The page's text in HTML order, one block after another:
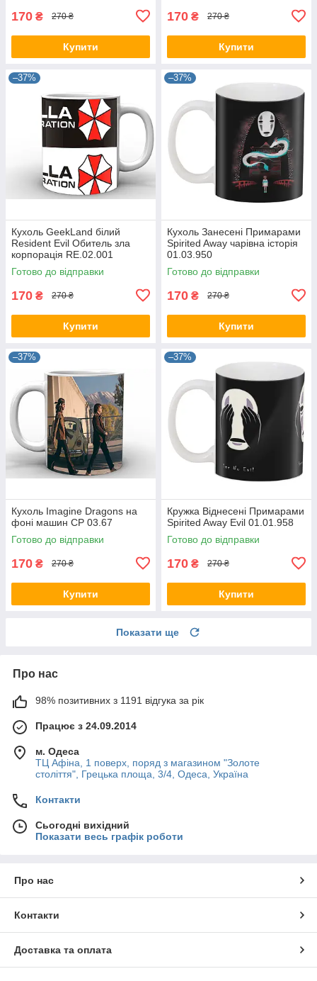
170 ₴ 270 ₴
Купити
170 ₴ 270 ₴
Купити
–37%
Кухоль GeekLand білий
Resident Evil Обитель зла
корпорація RE.02.001
Готово до відправки
170 ₴ 270 ₴
Купити
–37%
Кухоль Занесені Примарами
Spirited Away чарівна історія
01.03.950
Готово до відправки
170 ₴ 270 ₴
Купити
–37%
Кухоль Imagine Dragons на
фоні машин CP 03.67
Готово до відправки
170 ₴ 270 ₴
Купити
–37%
Кружка Віднесені Примарами
Spirited Away Evil 01.01.958
Готово до відправки
170 ₴ 270 ₴
Купити
Показати ще
Про нас
98% позитивних з 1191 відгука за рік
Працює з 24.09.2014
м. Одеса
ТЦ Афіна, 1 поверх, поряд з магазином "Золоте
століття", Грецька площа, 3/4, Одеса, Україна
Контакти
Сьогодні вихідний
Показати весь графік роботи
Про нас
Контакти
Доставка та оплата